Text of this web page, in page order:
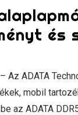
és
– Az ADATA
mobil
az ADATA